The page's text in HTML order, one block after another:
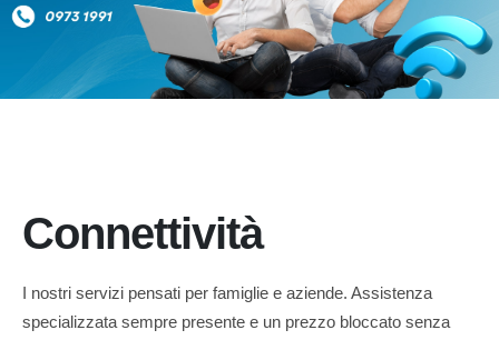
Connettività
I nostri servizi pensati per famiglie e aziende. Assistenza
specializzata sempre presente e un prezzo bloccato senza